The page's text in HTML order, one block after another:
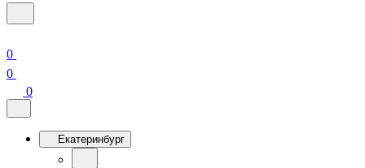
0
0
0
Екатеринбург